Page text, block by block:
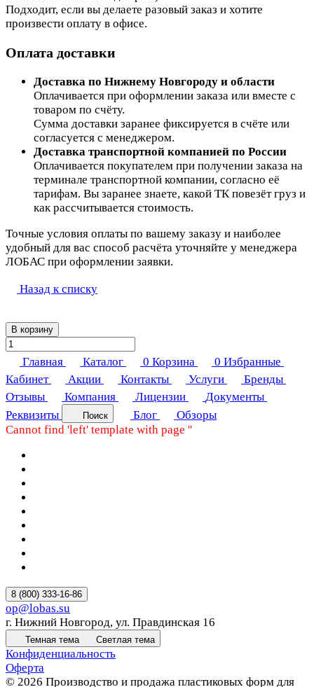
Подходит, если вы делаете разовый заказ и хотите
произвести оплату в офисе.
Оплата доставки
Доставка по Нижнему Новгороду и области
Оплачивается при оформлении заказа или вместе с
товаром по счёту.
Сумма доставки заранее фиксируется в счёте или
согласуется с менеджером.
Доставка транспортной компанией по России
Оплачивается покупателем при получении заказа на
терминале транспортной компании, согласно её
тарифам. Вы заранее знаете, какой ТК повезёт груз и
как рассчитывается стоимость.
Точные условия оплаты по вашему заказу и наиболее
удобный для вас способ расчёта уточняйте у менеджера
ЛОБАС при оформлении заявки.
Назад к списку
В корзину
Главная Каталог 0 Корзина 0 Избранные
Кабинет
Акции Контакты Услуги
Бренды
Отзывы
Компания Лицензии
Документы
Реквизиты
Поиск Блог
Обзоры
Cannot find 'left' template with page ''
8 (800) 333-16-86
op@lobas.su
г. Нижний Новгород, ул. Правдинская 16
Темная тема Светлая тема
Конфиденциальность
Оферта
© 2026 Производство и продажа пластиковых форм для